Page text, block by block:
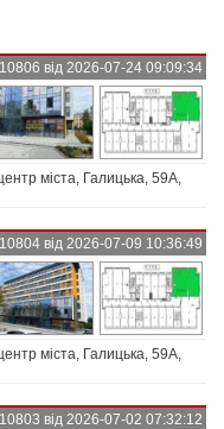
від 2026-07-24 09:09:34
міста, Галицька, 59А,
від 2026-07-09 10:36:49
міста, Галицька, 59А,
від 2026-07-02 07:32:12